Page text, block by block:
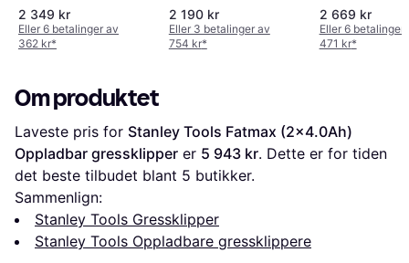
gressklipper
2 349 kr
Eller 6 betalinger av
362 kr*
gressklipper
2 190 kr
Eller 3 betalinger av
754 kr*
gressklipper
2 669 kr
Eller 6 betalinger
471 kr*
Om produktet
Laveste pris for Stanley Tools Fatmax (2x4.0Ah)
Oppladbar gressklipper er 5 943 kr. Dette er for tiden
det beste tilbudet blant 5 butikker.
Sammenlign:
Stanley Tools Gressklipper
Stanley Tools Oppladbare gressklippere